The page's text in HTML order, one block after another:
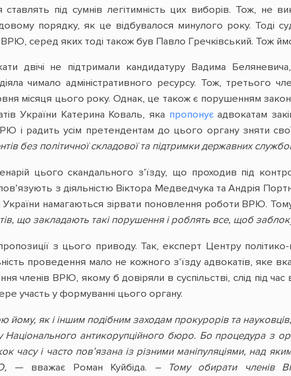
ставлять під сумнів легітимність цих виборів. Тож,
порядку, як це відбувалося минулого року. Тоді
серед яких тоді також був Павло Гречківський. Тож
двічі не підтримали кандидатуру Вадима
чимало адміністративного ресурсу. Тож, третього
місяця цього року. Однак, це також є порушенням
України Катерина Коваль, яка пропонуєадвокатам
і радить усім претендентам до цього органу зняти
без політичної складової та підтримки державних
цього скандального з’їзду, що проходив під
пов’язують з діяльністю Віктора Медведчука та Андрія
намагаються зірвати поновлення роботи ВРЮ.
що закладають такі порушення і роблять все, щоб
з цього приводу. Так, експерт Центру
проведення мало не кожного з‘їзду адвокатів, яке
членів ВРЮ, якому б довіряли в суспільстві, слід під
участь у формуванні цього органу.
йому, як і іншим подібним заходам прокурорів та
Національного антикорупційного бюро. Бо процедура з
часу і часто пов’язана із різними маніпуляціями, над
— вважає Роман Куйбіда. – Тому обирати членів